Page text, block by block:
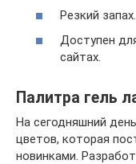
Резкий запах.
Доступен
сайтах.
Палитра гель
На сегодняшний
цветов, которая
новинками.